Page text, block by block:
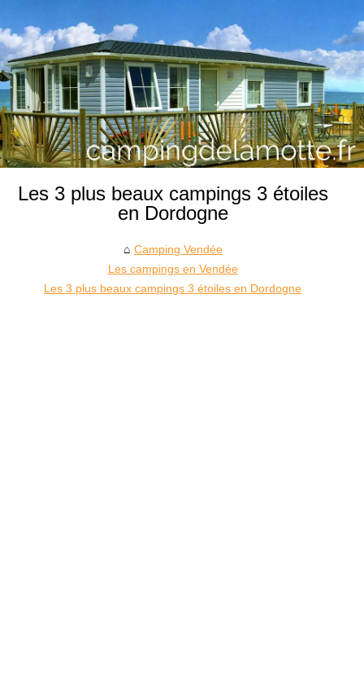
Les 3 plus beaux campings 3 étoiles
en Dordogne
Camping Vendée
Les campings en Vendée
Les 3 plus beaux campings 3 étoiles en Dordogne